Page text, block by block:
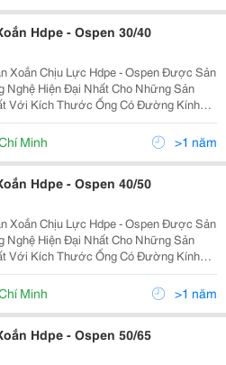
Hdpe - Ospen 30/40
Xoắn Chịu Lực Hdpe - Ospen Được Sản
Nghệ Hiện Đại Nhất Cho Những Sản
Với Kích Thước Ống Có Đường Kính
Độ Dài Liên Tục, Dễ
Khả Năng Chịu Lực Lớn, Kinh Tế, Tiết
Minh >1 năm
Hdpe - Ospen 40/50
Xoắn Chịu Lực Hdpe - Ospen Được Sản
Nghệ Hiện Đại Nhất Cho Những Sản
Với Kích Thước Ống Có Đường Kính
Độ Dài Liên Tục, Dễ
Khả Năng Chịu Lực Lớn, Kinh Tế, Tiết
Minh >1 năm
Hdpe - Ospen 50/65